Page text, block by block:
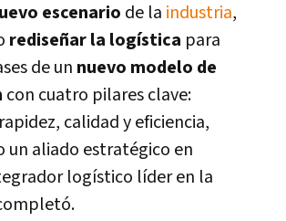
escenario de la industria,
rediseñar la logí­stica para
de un nuevo modelo de
con cuatro pilares clave:
calidad y eficiencia,
un aliado estratégico en
logí­stico lí­der en la